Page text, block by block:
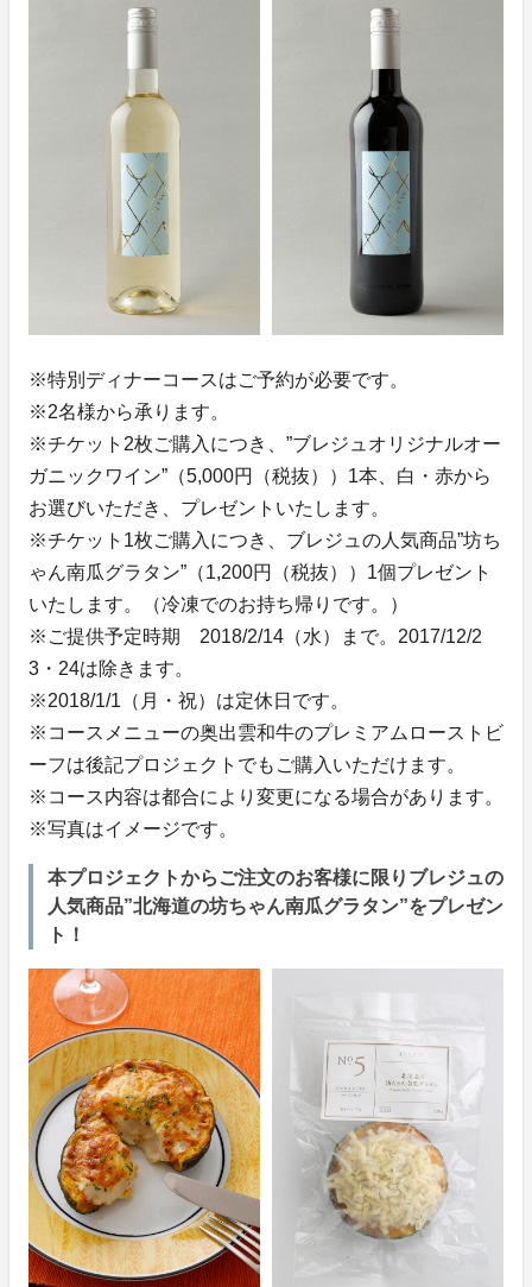
※特別ディナーコースはご予約が必要です。
※2名様から承ります。
※チケット2枚ご購入につき、”ブレジュオリジナルオー
ガニックワイン”（5,000円（税抜））1本、白・赤から
お選びいただき、プレゼントいたします。
※チケット1枚ご購入につき、ブレジュの人気商品”坊ち
ゃん南瓜グラタン”（1,200円（税抜））1個プレゼント
いたします。（冷凍でのお持ち帰りです。）
※ご提供予定時期 2018/2/14（水）まで。2017/12/2
3・24は除きます。
※2018/1/1（月・祝）は定休日です。
※コースメニューの奥出雲和牛のプレミアムローストビ
ーフは後記プロジェクトでもご購入いただけます。
※コース内容は都合により変更になる場合があります。
※写真はイメージです。
本プロジェクトからご注文のお客様に限りブレジュの
人気商品”北海道の坊ちゃん南瓜グラタン”をプレゼン
ト！